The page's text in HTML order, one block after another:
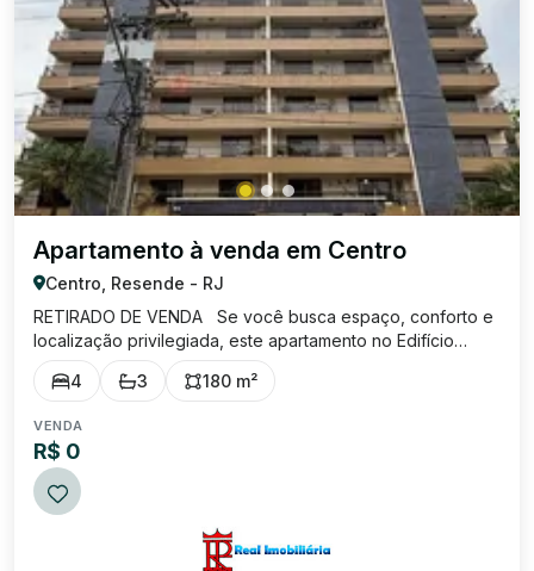
Apartamento à venda em Centro
Centro, Resende - RJ
RETIRADO DE VENDA Se você busca espaço, conforto e
localização privilegiada, este apartamento no Edifício
Kennedy é perfeito para você! • 180 m² muito bem
distribuídos • 3 quartos, todos com varanda • Suíte ampla
4 3 180 m²
VENDA
R$ 0